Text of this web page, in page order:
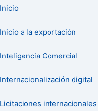
Inicio
Inicio a la exportación
Inteligencia Comercial
Internacionalización digital
Licitaciones internacionales